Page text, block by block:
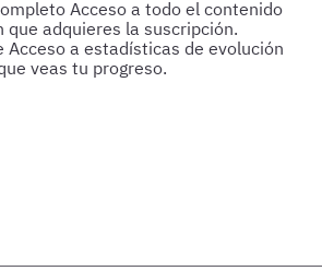
Acceso a todo el contenido
que adquieres la suscripción.
Acceso a estadísticas de evolución
veas tu progreso.